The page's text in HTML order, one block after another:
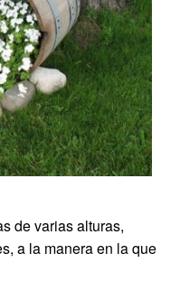
de varias alturas,
a la manera en la que